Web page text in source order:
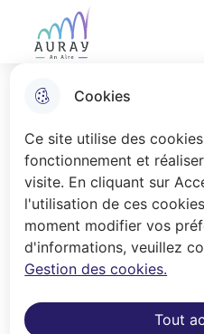
Cookies
Ce site utilise des
fonctionnement et
visite. En cliquant sur
l'utilisation de ces
moment modifier vos
d'informations, veuillez
Gestion des cookies.
Tout
Aller
au
menu
Ville Auray
Accueil
Depuis le 1er
dispositif de
conservation et
des actes des
a été modernisé